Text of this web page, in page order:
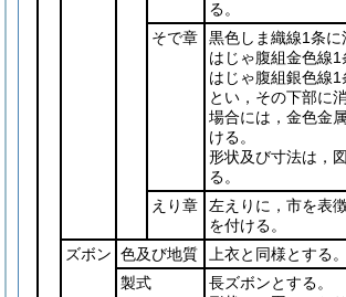
る。
そで章
黒色しま織線1条に
はじゃ腹組金色線
はじゃ腹組銀色線1
とい，その下部に
場合には，金色金
ける。
形状及び寸法は，
る。
えり章
左えりに，市を表
を付ける。
ズボン 色及び地質
上衣と同様とする。
製式
長ズボンとする。